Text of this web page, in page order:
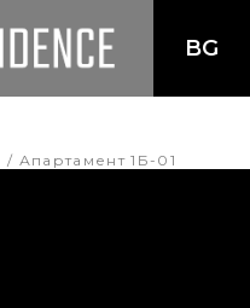
BG
Апартамент 1Б-01